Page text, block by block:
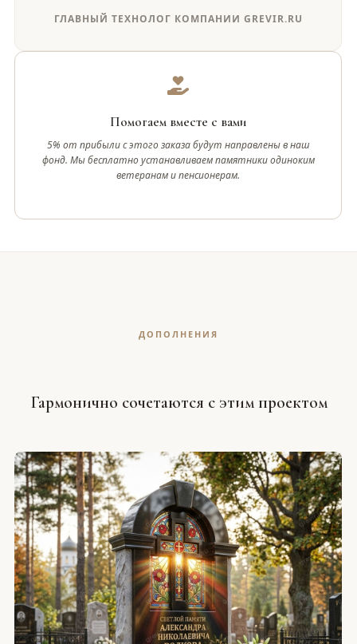
ГЛАВНЫЙ ТЕХНОЛОГ КОМПАНИИ GREVIR.RU
Помогаем вместе с вами
5% от прибыли с этого заказа будут направлены в наш
фонд. Мы бесплатно устанавливаем памятники одиноким
ветеранам и пенсионерам.
ДОПОЛНЕНИЯ
Гармонично сочетаются с этим проектом